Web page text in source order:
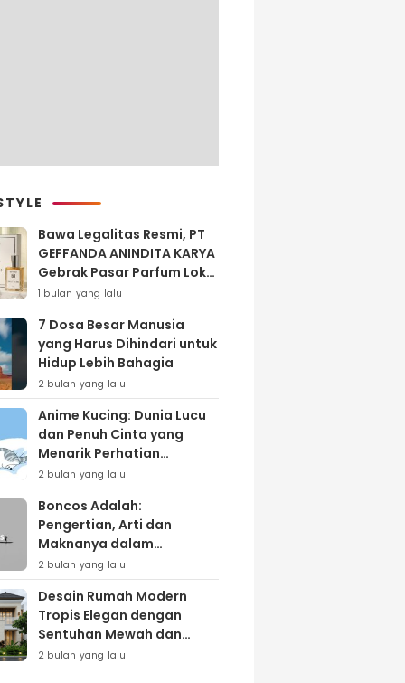
Bawa Legalitas Resmi, PT
GEFFANDA ANINDITA KARYA
Gebrak Pasar Parfum Lokal
Lewat Varian ‘Daily Bliss’
1 bulan yang lalu
7 Dosa Besar Manusia
yang Harus Dihindari untuk
Hidup Lebih Bahagia
2 bulan yang lalu
Anime Kucing: Dunia Lucu
dan Penuh Cinta yang
Menarik Perhatian
Penggemar
2 bulan yang lalu
Boncos Adalah:
Pengertian, Arti dan
Maknanya dalam
Kehidupan Sehari-hari
2 bulan yang lalu
Desain Rumah Modern
Tropis Elegan dengan
Sentuhan Mewah dan
Natural
2 bulan yang lalu